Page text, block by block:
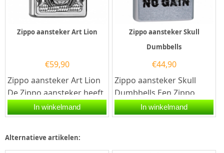
Zippo aansteker Art Lion
€59,90
Zippo aansteker Art Lion
De Zippo aansteker heeft
een geborsteld zilveren
afwerking en is aan...
In winkelmand
Zippo aansteker Skull
Dumbbells
€44,90
Zippo aansteker Skull
Dumbbells.Een Zippo
aansteker is een
kwalitatief
In winkelmand
Alternatieve artikelen: